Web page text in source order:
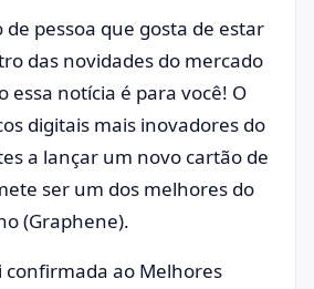
de pessoa que gosta de estar
das novidades do mercado
essa notícia é para você! O
digitais mais inovadores do
a lançar um novo cartão de
ser um dos melhores do
(Graphene).
ao Melhores